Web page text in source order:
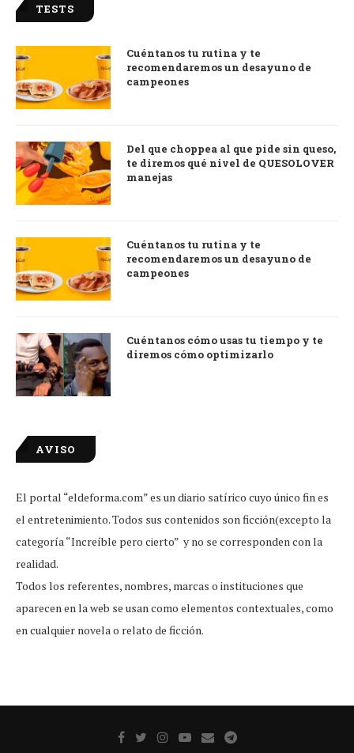
TESTS
Cuéntanos tu rutina y te
recomendaremos un desayuno de
campeones
Del que choppea al que pide sin queso,
te diremos qué nivel de QUESOLOVER
manejas
Cuéntanos tu rutina y te
recomendaremos un desayuno de
campeones
Cuéntanos cómo usas tu tiempo y te
diremos cómo optimizarlo
AVISO
El portal “eldeforma.com” es un diario satírico cuyo único fin es
el entretenimiento. Todos sus contenidos son ficción(excepto la
categoría “Increíble pero cierto” y no se corresponden con la
realidad.
Todos los referentes, nombres, marcas o instituciones que
aparecen en la web se usan como elementos contextuales, como
en cualquier novela o relato de ficción.